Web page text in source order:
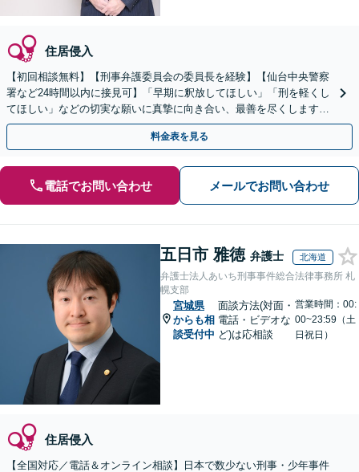
住居侵入
【初回相談無料】【刑事弁護委員会の委員長を経験】【仙台中央警察
署など24時間以内に接見可】「早期に釈放してほしい」「刑を軽くし
てほしい」などの切実な願いに真摯に向き合い、最善を尽くします
「早期の身柄解放に強み／保釈請求の成功実績多数」
料金表を見る
電話でお問い合わせ メールでお問い合わせ
五日市 雅徳 弁護士 北海道
弁護士法人あいち刑事事件総合法律事務所 札
幌支部
宮城県
からも相
談受付中
面談方法(対面・
電話・ビデオな
ど)は応相談
営業時間：00:
00~23:59（土
日祝日）
住居侵入
【全国対応／電話＆オンライン相談】日本で数少ない刑事・少年事件